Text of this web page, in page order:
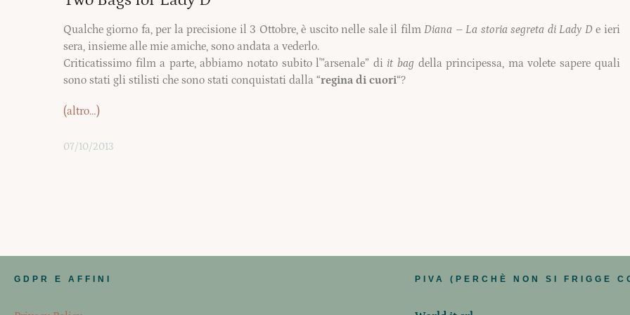
Qualche giorno fa, per la precisione il 3 Ottobre, è uscito nelle sale il filmDiana – La storia segreta di Lady D e ieri
sera, insieme alle mie amiche, sono andata a vederlo.
Criticatissimo film a parte, abbiamo notato subito l'”arsenale” di it bag della principessa, ma volete sapere quali
sono stati gli stilisti che sono stati conquistati dalla “regina di cuori“?
(altro…)
07/10/2013
GDPR E AFFINI PIVA (PERCHÈ NON SI FRIGGE